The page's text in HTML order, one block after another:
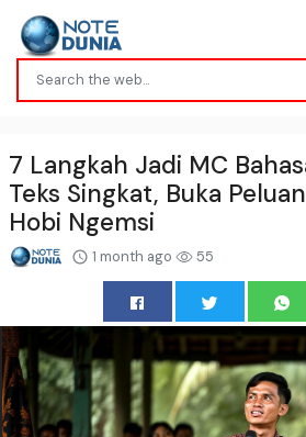
7 Langkah Jadi MC
Teks Singkat, Buka
Hobi Ngemsi
1 month ago 55